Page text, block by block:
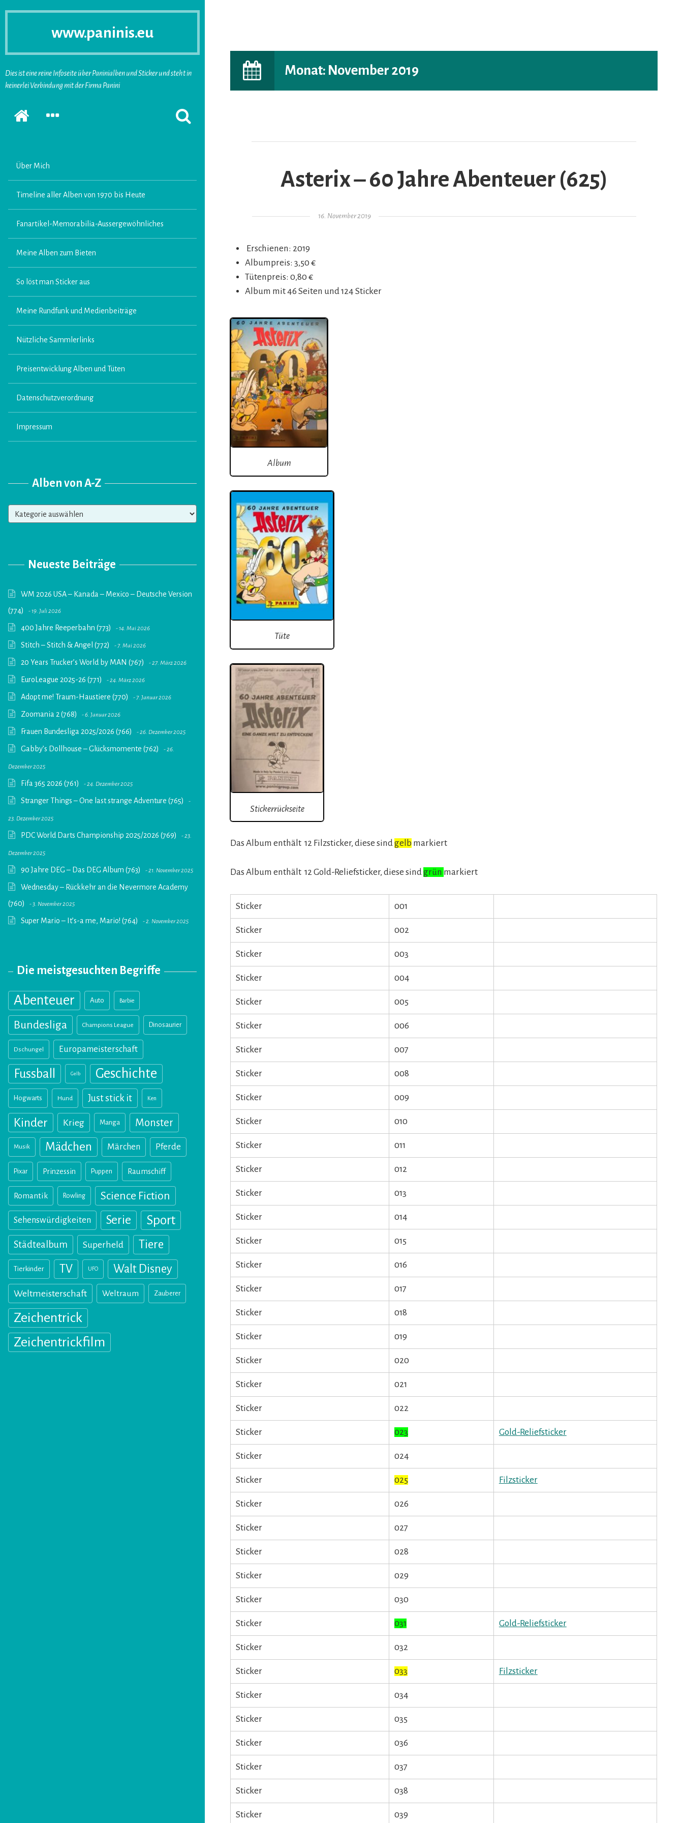
www.paninis.eu
Dies ist eine reine Infoseite über Paninialben und Sticker und steht in
keinerlei Verbindung mit der Firma Panini
Startseite
SEKUNDÄRE
SUCHFORMULAR
ERSCHEINEN
Über Mich
Timeline aller Alben von 1970 bis Heute
Fanartikel-Memorabilia-Aussergewöhnliches
Meine Alben zum Bieten
So löst man Sticker aus
Meine Rundfunk und Medienbeiträge
Nützliche Sammlerlinks
Preisentwicklung Alben und Tüten
Datenschutzverordnung
Impressum
Alben von A-Z
Alben
von
Neueste Beiträge
WM 2026 USA – Kanada – Mexico – Deutsche Version
(774)
19. Juli 2026
400 Jahre Reeperbahn (773) 14. Mai 2026
Stitch – Stitch & Angel (772) 7. Mai 2026
20 Years Trucker’s World by MAN (767) 27. März 2026
EuroLeague 2025-26 (771) 24. März 2026
Adopt me! Traum-Haustiere (770) 7. Januar 2026
Zoomania 2 (768) 6. Januar 2026
Frauen Bundesliga 2025/2026 (766) 26. Dezember 2025
Gabby’s Dollhouse – Glücksmomente (762) 26.
Dezember 2025
Fifa 365 2026 (761) 24. Dezember 2025
Stranger Things – One last strange Adventure (765)
23. Dezember 2025
PDC World Darts Championship 2025/2026 (769) 23.
Dezember 2025
90 Jahre DEG – Das DEG Album (763) 21. November 2025
Wednesday – Rückkehr an die Nevermore Academy
(760)
3. November 2025
Super Mario – It’s-a me, Mario! (764) 2. November 2025
Die meistgesuchten Begriffe
Abenteuer Auto Barbie
Bundesliga Champions League Dinosaurier
Dschungel Europameisterschaft
Fussball Gelb Geschichte
Hogwarts Hund Just stick it Ken
Kinder Krieg Manga Monster
Musik Mädchen Märchen Pferde
Pixar Prinzessin Puppen Raumschiff
Romantik Rowling Science Fiction
Sehenswürdigkeiten Serie Sport
Städtealbum Superheld Tiere
Tierkinder TV UFO Walt Disney
Weltmeisterschaft Weltraum Zauberer
Zeichentrick
Zeichentrickfilm
Monat: November 2019
Asterix – 60 Jahre Abenteuer (625)
Gepostet am
16. November 2019
Erschienen: 2019
Albumpreis: 3,50 €
Tütenpreis: 0,80 €
Album mit 46 Seiten und 124 Sticker
Album
Tüte
Stickerrückseite
Das Album enthält 12 Filzsticker, diese sindgelb markiert
Das Album enthält 12 Gold-Reliefsticker, diese sindgrün markiert
Sticker 001
Sticker 002
Sticker 003
Sticker 004
Sticker 005
Sticker 006
Sticker 007
Sticker 008
Sticker 009
Sticker 010
Sticker 011
Sticker 012
Sticker 013
Sticker 014
Sticker 015
Sticker 016
Sticker 017
Sticker 018
Sticker 019
Sticker 020
Sticker 021
Sticker 022
Sticker 023 Gold-Reliefsticker
Sticker 024
Sticker 025 Filzsticker
Sticker 026
Sticker 027
Sticker 028
Sticker 029
Sticker 030
Sticker 031 Gold-Reliefsticker
Sticker 032
Sticker 033 Filzsticker
Sticker 034
Sticker 035
Sticker 036
Sticker 037
Sticker 038
Sticker 039